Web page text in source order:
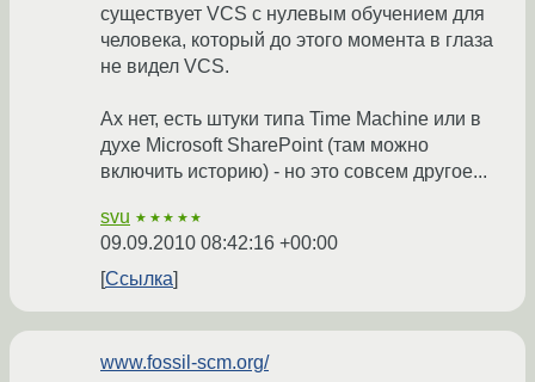
существует VCS с нулевым обучением для
человека, который до этого момента в глаза
не видел VCS.
Ах нет, есть штуки типа Time Machine или в
духе Microsoft SharePoint (там можно
включить историю) - но это совсем другое...
svu ★★★★★
09.09.2010 08:42:16 +00:00
Ссылка
www.fossil-scm.org/